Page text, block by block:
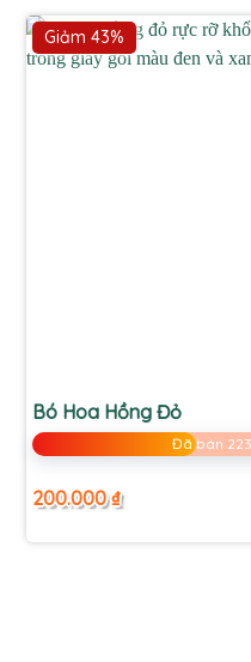
Giảm 43%
Bó Hoa Hồng Đỏ
Đã bán 223
200.000₫